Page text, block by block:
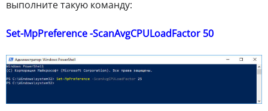
выполните такую команду:
Set-MpPreference -ScanAvgCPULoadFactor 50